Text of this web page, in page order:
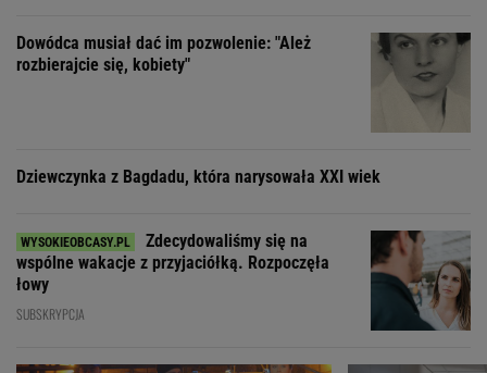
Dowódca musiał dać im pozwolenie: "Ależ
rozbierajcie się, kobiety"
Dziewczynka z Bagdadu, która narysowała XXI wiek
Zdecydowaliśmy się na
wspólne wakacje z przyjaciółką. Rozpoczęła
łowy
SUBSKRYPCJA